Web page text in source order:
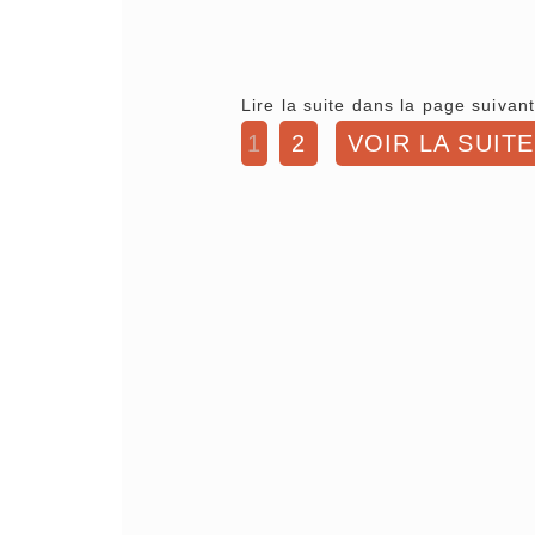
Lire la suite dans la page
1 2 VOIR LA SUITE